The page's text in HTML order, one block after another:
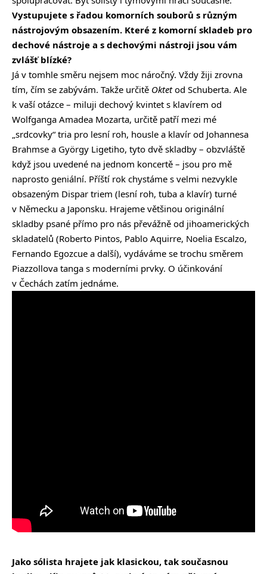
Vystupujete s řadou komorních souborů s různým
nástrojovým obsazením. Které z komorní skladeb pro
dechové nástroje a s dechovými nástroji jsou vám
zvlášť blízké?
Já v tomhle směru nejsem moc náročný. Vždy žiji zrovna
tím, čím se zabývám. Takže určitě Oktetod Schuberta. Ale
k vaší otázce – miluji dechový kvintet s klavírem od
Wolfganga Amadea Mozarta, určitě patří mezi mé
„srdcovky“ tria pro lesní roh, housle a klavír od Johannesa
Brahmse a György Ligetiho, tyto dvě skladby – obzvláště
když jsou uvedené na jednom koncertě – jsou pro mě
naprosto geniální. Příští rok chystáme s velmi nezvykle
obsazeným Dispar triem (lesní roh, tuba a klavír) turné
v Německu a Japonsku. Hrajeme většinou originální
skladby psané přímo pro nás převážně od jihoamerických
skladatelů (Roberto Pintos, Pablo Aquirre, Noelia Escalzo,
Fernando Egozcue a další), vydáváme se trochu směrem
Piazzollova tanga s moderními prvky. O účinkování
v Čechách zatím jednáme.
Jako sólista hrajete jak klasickou, tak současnou